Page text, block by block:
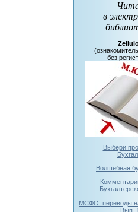
в
без
Выбери
Волшебная
МСФО: переводы
Вып.